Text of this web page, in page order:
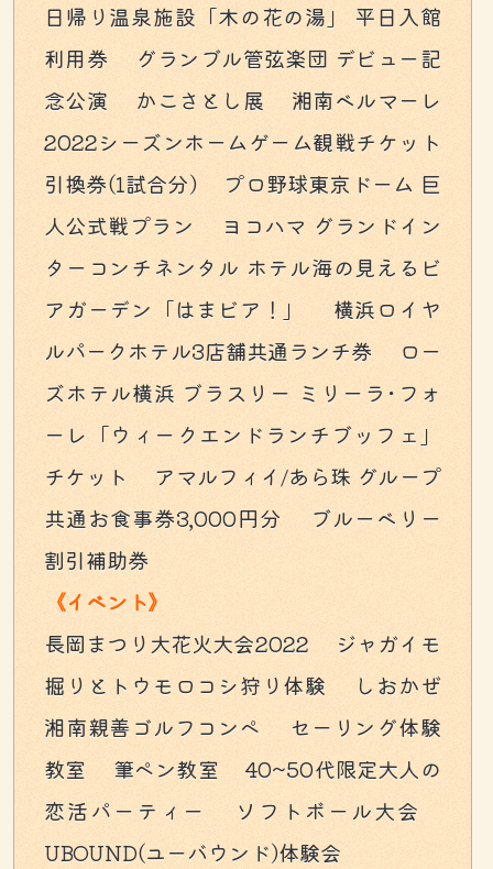
日帰り温泉施設「木の花の湯」 平日入館
利用券 グランブル管弦楽団 デビュー記
念公演 かこさとし展 湘南ベルマーレ
2022シーズンホームゲーム観戦チケット
引換券(1試合分) プロ野球東京ドーム 巨
人公式戦プラン ヨコハマ グランドイン
ターコンチネンタル ホテル海の見えるビ
アガーデン「はまビア！」 横浜ロイヤ
ルパークホテル3店舗共通ランチ券 ロー
ズホテル横浜 ブラスリー ミリーラ･フォ
ーレ「ウィークエンドランチブッフェ」
チケット アマルフィイ/あら珠 グループ
共通お食事券3,000円分 ブルーベリー
割引補助券
《イベント》
長岡まつり大花火大会2022 ジャガイモ
掘りとトウモロコシ狩り体験 しおかぜ
湘南親善ゴルフコンペ セーリング体験
教室 筆ペン教室 40~50代限定大人の
恋活パーティー ソフトボール大会
UBOUND(ユーバウンド)体験会